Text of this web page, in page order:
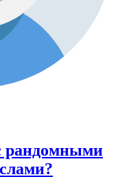
рандомными